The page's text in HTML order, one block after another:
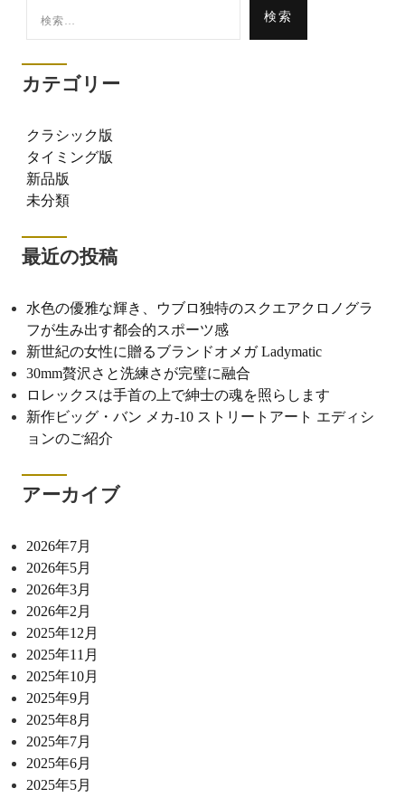
索:
カテゴリー
クラシック版
タイミング版
新品版
未分類
最近の投稿
水色の優雅な輝き、ウブロ独特のスクエアクロノグラ
フが生み出す都会的スポーツ感
新世紀の女性に贈るブランドオメガ Ladymatic
30mm贅沢さと洗練さが完璧に融合
ロレックスは手首の上で紳士の魂を照らします
新作ビッグ・バン メカ-10 ストリートアート エディシ
ョンのご紹介
アーカイブ
2026年7月
2026年5月
2026年3月
2026年2月
2025年12月
2025年11月
2025年10月
2025年9月
2025年8月
2025年7月
2025年6月
2025年5月